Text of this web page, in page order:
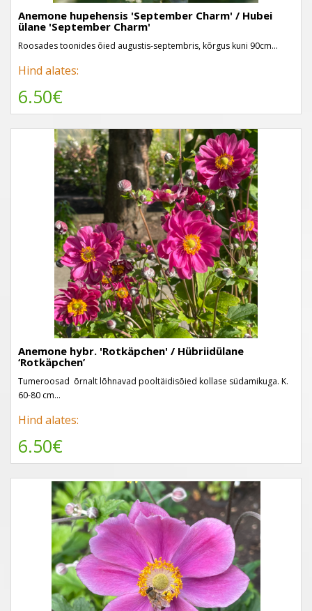
Anemone hupehensis 'September Charm' / Hubei
ülane 'September Charm'
Roosades toonides õied augustis-septembris, kõrgus kuni 90cm...
Hind alates:
6.50€
Anemone hybr. 'Rotkäpchen' / Hübriidülane
‘Rotkäpchen’
Tumeroosad ōrnalt lōhnavad pooltäidisōied kollase südamikuga. K.
60-80 cm...
Hind alates:
6.50€